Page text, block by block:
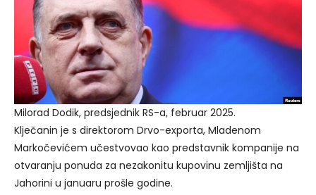
Milorad Dodik, predsjednik RS-a, februar 2025.
Klječanin je s direktorom Drvo-exporta, Mladenom
Markočevićem učestvovao kao predstavnik kompanije na
otvaranju ponuda za nezakonitu kupovinu zemljišta na
Jahorini u januaru prošle godine.